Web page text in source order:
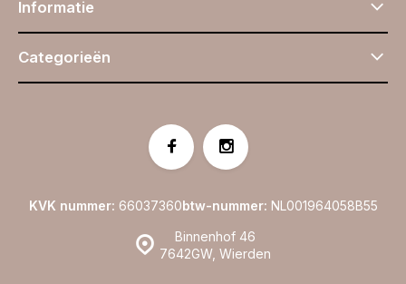
Informatie
Categorieën
Binnenhof 46
7642GW, Wierden
KVK nummer: 66037360btw-nummer: NL001964058B55